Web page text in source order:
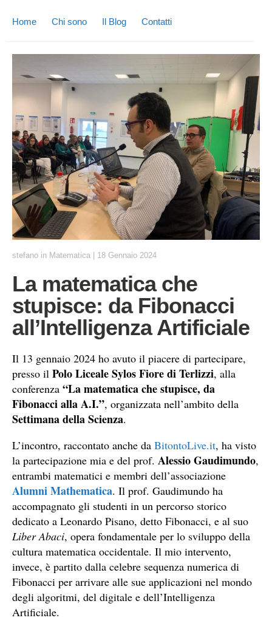
Home Chi sono Il Blog Contatti
stefano in Matematica 18 Gennaio 2024
La matematica che
stupisce: da Fibonacci
all’Intelligenza Artificiale
Il 13 gennaio 2024 ho avuto il piacere di partecipare,
presso il Polo Liceale Sylos Fiore di Terlizzi, alla
conferenza “La matematica che stupisce, da
Fibonacci alla A.I.”, organizzata nell’ambito della
Settimana della Scienza.
L’incontro, raccontato anche da BitontoLive.it, ha visto
la partecipazione mia e del prof. Alessio Gaudimundo,
entrambi matematici e membri dell’associazione
Alumni Mathematica. Il prof. Gaudimundo ha
accompagnato gli studenti in un percorso storico
dedicato a Leonardo Pisano, detto Fibonacci, e al suo
Liber Abaci, opera fondamentale per lo sviluppo della
cultura matematica occidentale. Il mio intervento,
invece, è partito dalla celebre sequenza numerica di
Fibonacci per arrivare alle sue applicazioni nel mondo
degli algoritmi, del digitale e dell’Intelligenza
Artificiale.